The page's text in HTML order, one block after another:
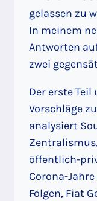
gelassen zu
In meinem
Antworten
zwei
Der erste
Vorschläge
analysiert
öffentlich-
Corona-
Folgen, Fiat